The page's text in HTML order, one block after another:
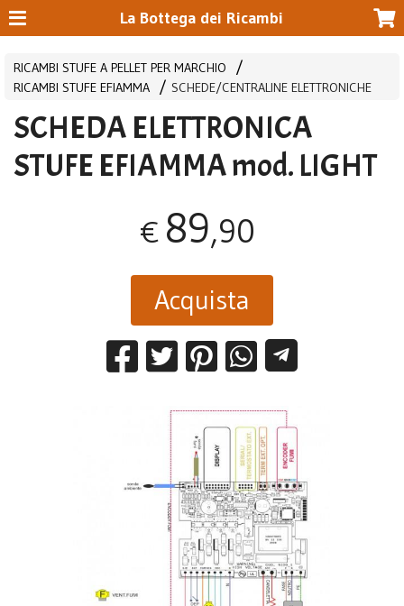
La Bottega dei Ricambi
RICAMBI STUFE A PELLET PER MARCHIO
RICAMBI STUFE EFIAMMA
SCHEDE/CENTRALINE ELETTRONICHE
SCHEDA ELETTRONICA
STUFE EFIAMMA mod. LIGHT
€ 89,90
Acquista